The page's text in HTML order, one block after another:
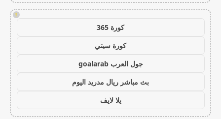
!
كورة 365
كورة سيتي
جول العرب goalarab
بث مباشر ريال مدريد اليوم
يلا لايف